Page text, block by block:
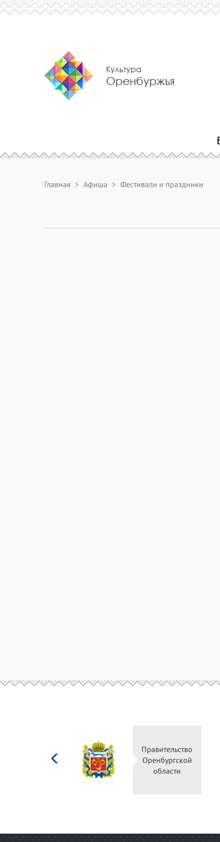
Культура
Оренбуржья
Главная Афиша Фестивали и праздники
Российской
Правительство
Оренбургской
области